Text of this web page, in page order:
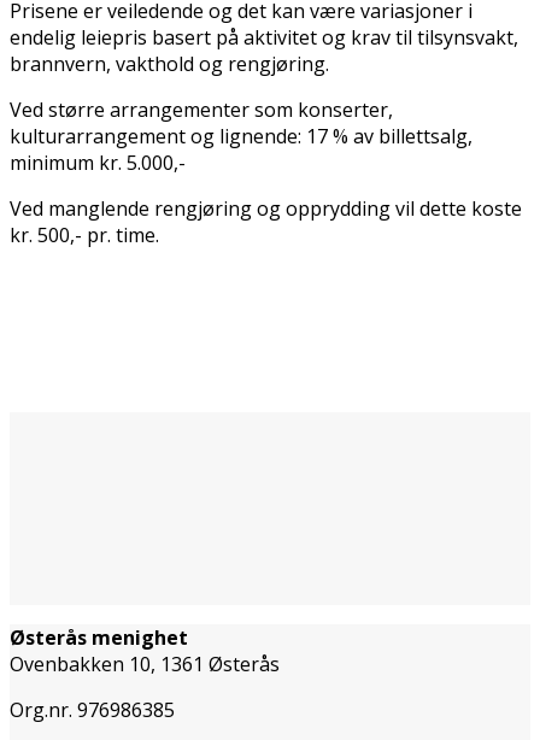
Prisene er veiledende og det kan være variasjoner i
endelig leiepris basert på aktivitet og krav til tilsynsvakt,
brannvern, vakthold og rengjøring.
Ved større arrangementer som konserter,
kulturarrangement og lignende: 17 % av billettsalg,
minimum kr. 5.000,-
Ved manglende rengjøring og opprydding vil dette koste
kr. 500,- pr. time.
Østerås menighet
Ovenbakken 10, 1361 Østerås
Org.nr. 976986385